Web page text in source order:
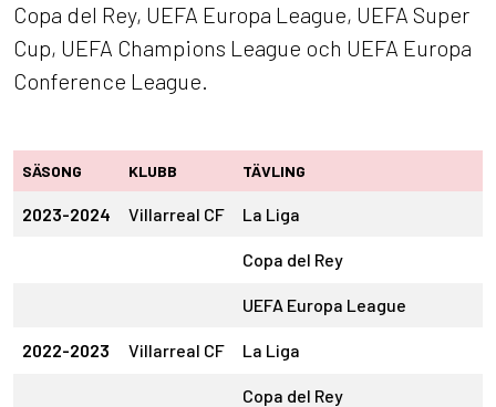
Copa del Rey, UEFA Europa League, UEFA Super
Cup, UEFA Champions League och UEFA Europa
Conference League.
SÄSONG KLUBB TÄVLING
2023-2024 Villarreal CF La Liga
Copa del Rey
UEFA Europa League
2022-2023 Villarreal CF La Liga
Copa del Rey